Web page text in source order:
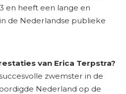
en heeft een lange en
de Nederlandse publieke
van Erica Terpstra?
zwemster in de
Nederland op de